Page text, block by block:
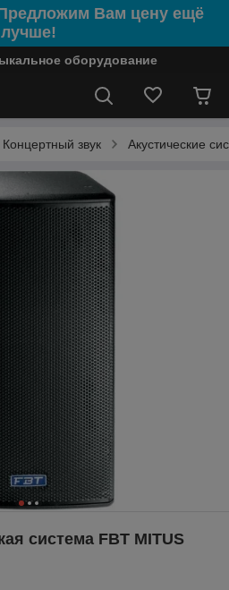
Вам цену ещё
лучше!
оборудование
Концертный звук Акустические
система FBT MITUS